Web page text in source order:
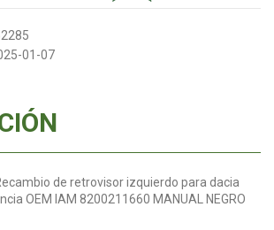
01-07
de retrovisor izquierdo para dacia
OEM IAM 8200211660 MANUAL NEGRO